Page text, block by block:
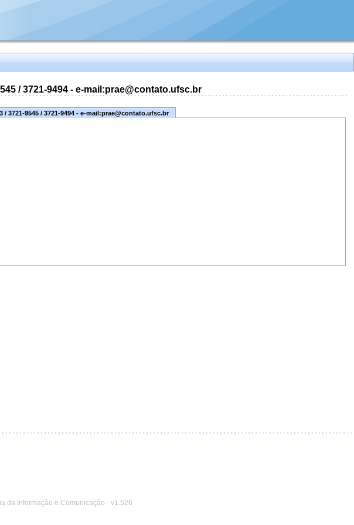
/ 3721-9494 - e-mail:prae@contato.ufsc.br
3721-9545 / 3721-9494 - e-mail:prae@contato.ufsc.br
da Informação e Comunicação - v1.526